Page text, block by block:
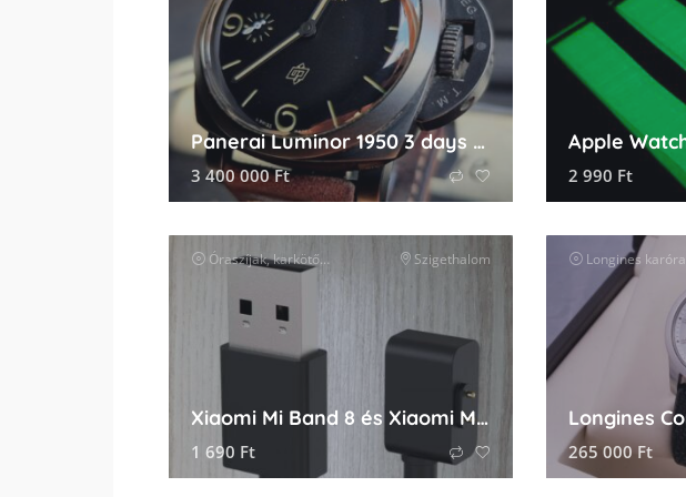
Panerai Luminor 1950 3 days Titano DLC kompletten
3 400 000Ft 2 990 Ft
Óraszíjak, karkötők és tartozékok óra kiegészítők
Szigethalom
Xiaomi Mi Band 8 és Xiaomi Mi Band 9 töltőkábel
1 690 Ft
Longines karóra
265 000Ft